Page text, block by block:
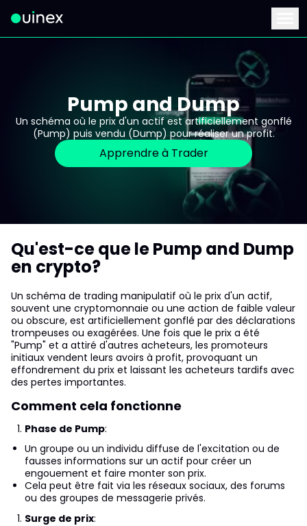
Ceci est le logo et, si vous cliquez dessus, vous serez
Pump and Dump
Un schéma où le prix d'un actif est artificiellement gonflé
(Pump) puis vendu (Dump) pour réaliser un profit.
Apprendre à Trader
Qu'est-ce que le Pump and Dump
en crypto?
Un schéma de trading manipulatif où le prix d'un actif,
souvent une cryptomonnaie ou une action de faible valeur
ou obscure, est artificiellement gonflé par des déclarations
trompeuses ou exagérées. Une fois que le prix a été
"Pump" et a attiré d'autres acheteurs, les promoteurs
initiaux vendent leurs avoirs à profit, provoquant un
effondrement du prix et laissant les acheteurs tardifs avec
des pertes importantes.
Comment cela fonctionne
Phase de Pump:
Un groupe ou un individu diffuse de l'excitation ou de
fausses informations sur un actif pour créer un
engouement et faire monter son prix.
Cela peut être fait via les réseaux sociaux, des forums
ou des groupes de messagerie privés.
Surge de prix: